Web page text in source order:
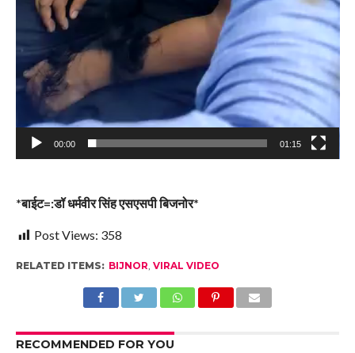
00:00 01:15
*बाईट=:डॉ धर्मवीर सिंह एसएसपी बिजनोर*
Post Views: 358
RELATED ITEMS: BIJNOR, VIRAL VIDEO
RECOMMENDED FOR YOU